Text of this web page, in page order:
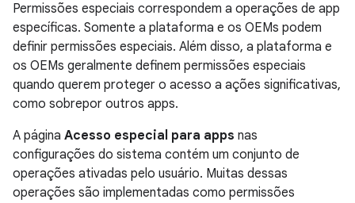
Permissões especiais correspondem a operações de app
específicas. Somente a plataforma e os OEMs podem
definir permissões especiais. Além disso, a plataforma e
os OEMs geralmente definem permissões especiais
quando querem proteger o acesso a ações significativas,
como sobrepor outros apps.
A página Acesso especial para apps nas
configurações do sistema contém um conjunto de
operações ativadas pelo usuário. Muitas dessas
operações são implementadas como permissões